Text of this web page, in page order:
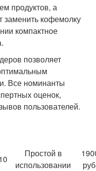
продуктов, а
заменить кофемолку
компактное
позволяет
Все номинанты
оценок,
пользователей.
Простой в
использовании